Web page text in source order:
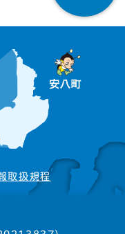
取扱規程